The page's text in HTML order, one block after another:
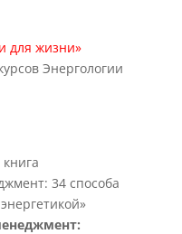
для жизни»
Энергологии